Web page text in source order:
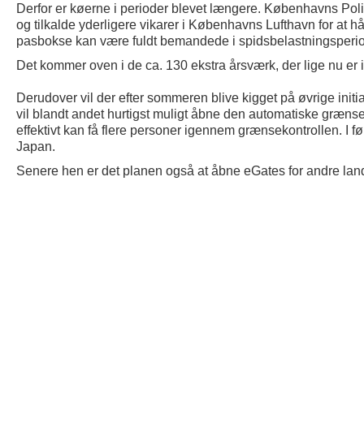
Derfor er køerne i perioder blevet længere. Københavns
og tilkalde yderligere vikarer i Københavns Lufthavn for at
pasbokse kan være fuldt bemandede i
Det kommer oven i de ca. 130 ekstra årsværk, der lige nu
Derudover vil der efter sommeren blive kigget på øvrige
vil blandt andet hurtigst muligt åbne den automatiske
effektivt kan få flere personer igennem grænsekontrollen. I
Japan.
Senere hen er det planen også at åbne eGates for andre